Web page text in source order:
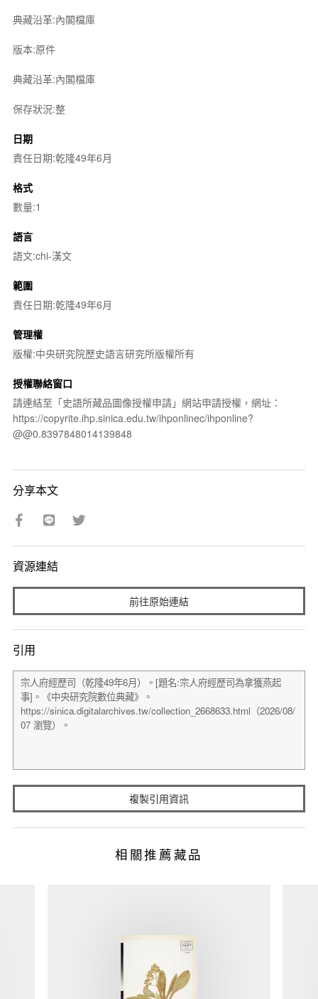
典藏沿革:內閣檔庫
版本:原件
典藏沿革:內閣檔庫
保存狀況:整
日期
責任日期:乾隆49年6月
格式
數量:1
語言
語文:chi-漢文
範圍
責任日期:乾隆49年6月
管理權
版權:中央研究院歷史語言研究所版權所有
授權聯絡窗口
請連結至「史語所藏品圖像授權申請」網站申請授權，網址：
https://copyrite.ihp.sinica.edu.tw/ihponlinec/ihponline?
@@0.8397848014139848
分享本文
資源連結
前往原始連結
引用
複製引用資訊
相關推薦藏品